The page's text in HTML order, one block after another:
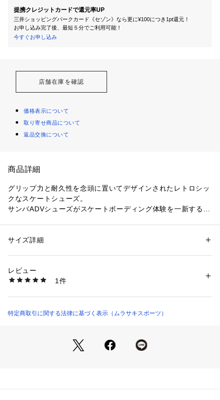
提携クレジットカードで還元率UP
三井ショッピングパークカード《セゾン》なら更に¥100につき1pt還元！
お申し込み完了後、最短５分でご利用可能！
今すぐお申し込み
店舗在庫を確認
価格表示について
取り寄せ商品について
返品交換について
商品詳細
グリップ力と耐久性を念頭に置いてデザインされたレトロシッ
クなスケートシューズ。
サンバADVシューズがスケートボーディング体験を一新する。
あるスケーター向けにデザインされている。
も耐えるように作られた優れたグリップ力のラバーカップソー
ルで、確かな足元を確保しながら限界に挑戦しよう。
持久力と安定性が高まり、シグネチャーのサンバロゴとプレミ
オーリーを完璧に仕上げるときも、ストリートを走るときも、
このシューズがあなたをサポートしてくれる。アディダスの革
性別：レディース
素材：レザーと合成素材のアッパー テキスタイルソックライナー ラバー
商品番号：3540000017321
サイズ詳細
レビュー
1件
特定商取引に関する法律に基づく表示（ムラサキスポーツ）